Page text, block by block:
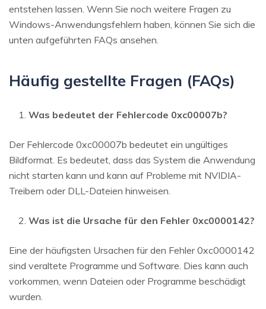
entstehen lassen. Wenn Sie noch weitere Fragen zu
Windows-Anwendungsfehlern haben, können Sie sich die
unten aufgeführten FAQs ansehen.
Häufig gestellte Fragen (FAQs)
Was bedeutet der Fehlercode 0xc00007b?
Der Fehlercode 0xc00007b bedeutet ein ungültiges
Bildformat. Es bedeutet, dass das System die Anwendung
nicht starten kann und kann auf Probleme mit NVIDIA-
Treibern oder DLL-Dateien hinweisen.
Was ist die Ursache für den Fehler 0xc0000142?
Eine der häufigsten Ursachen für den Fehler 0xc0000142
sind veraltete Programme und Software. Dies kann auch
vorkommen, wenn Dateien oder Programme beschädigt
wurden.